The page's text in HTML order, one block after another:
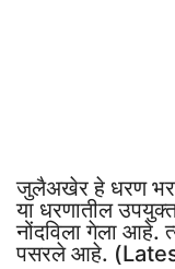
जुलैअखेर हे धरण
या धरणातील
नोंदविला गेला आहे.
पसरले आहे.